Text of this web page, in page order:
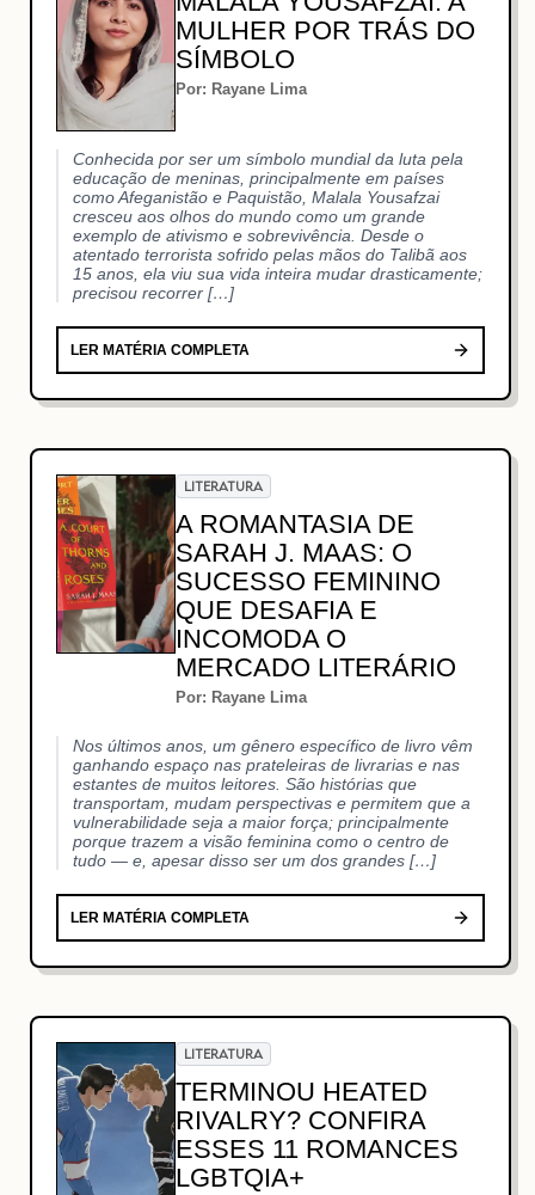
MULHER POR TRÁS DO
SÍMBOLO
Por: Rayane Lima
Conhecida por ser um símbolo mundial da luta pela
educação de meninas, principalmente em países
como Afeganistão e Paquistão, Malala Yousafzai
cresceu aos olhos do mundo como um grande
exemplo de ativismo e sobrevivência. Desde o
atentado terrorista sofrido pelas mãos do Talibã aos
15 anos, ela viu sua vida inteira mudar drasticamente;
precisou recorrer […]
LER MATÉRIA COMPLETA
LITERATURA
A ROMANTASIA DE
SARAH J. MAAS: O
SUCESSO FEMININO
QUE DESAFIA E
INCOMODA O
MERCADO LITERÁRIO
Por: Rayane Lima
Nos últimos anos, um gênero específico de livro vêm
ganhando espaço nas prateleiras de livrarias e nas
estantes de muitos leitores. São histórias que
transportam, mudam perspectivas e permitem que a
vulnerabilidade seja a maior força; principalmente
porque trazem a visão feminina como o centro de
tudo — e, apesar disso ser um dos grandes […]
LER MATÉRIA COMPLETA
LITERATURA
TERMINOU HEATED
RIVALRY? CONFIRA
ESSES 11 ROMANCES
LGBTQIA+